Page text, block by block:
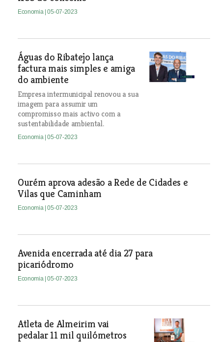
Economia | 05-07-2023
Águas do Ribatejo lança
factura mais simples e amiga
do ambiente
Empresa intermunicipal renovou a sua
imagem para assumir um
compromisso mais activo com a
sustentabilidade ambiental.
Economia | 05-07-2023
Ourém aprova adesão a Rede de Cidades e
Vilas que Caminham
Economia | 05-07-2023
Avenida encerrada até dia 27 para
picariódromo
Economia | 05-07-2023
Atleta de Almeirim vai
pedalar 11 mil quilómetros